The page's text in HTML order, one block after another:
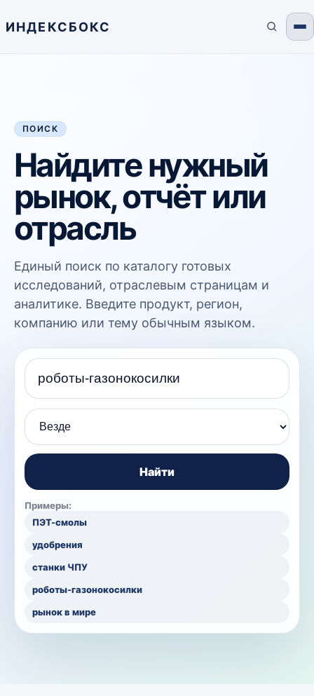
ИНДЕКСБОКС
ПОИСК
Найдите нужный
рынок, отчёт или
отрасль
Единый поиск по каталогу готовых
исследований, отраслевым страницам и
аналитике. Введите продукт, регион,
компанию или тему обычным языком.
Поисковый запрос
Найти
Примеры:
ПЭТ-смолы
удобрения
станки ЧПУ
роботы-газонокосилки
рынок в мире